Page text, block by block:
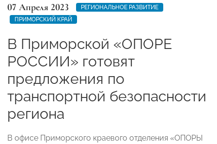
07 Апреля 2023
РЕГИОНАЛЬНОЕ РАЗВИТИЕ
ПРИМОРСКИЙ КРАЙ
В Приморской «ОПОРЕ
РОССИИ» готовят
предложения по
транспортной безопасности
региона
В офисе Приморского краевого отделения «ОПОРЫ